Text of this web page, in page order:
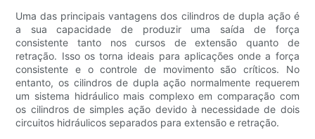
Uma das principais vantagens dos cilindros de dupla ação é
a sua capacidade de produzir uma saída de força
consistente tanto nos cursos de extensão quanto de
retração. Isso os torna ideais para aplicações onde a força
consistente e o controle de movimento são críticos. No
entanto, os cilindros de dupla ação normalmente requerem
um sistema hidráulico mais complexo em comparação com
os cilindros de simples ação devido à necessidade de dois
circuitos hidráulicos separados para extensão e retração.